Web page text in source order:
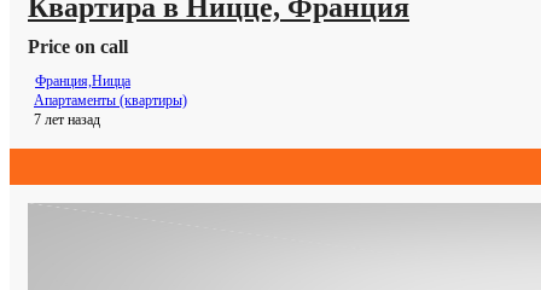
Квартира в Ницце, Франция
Price on call
Франция,Ницца
Апартаменты (квартиры)
7 лет назад